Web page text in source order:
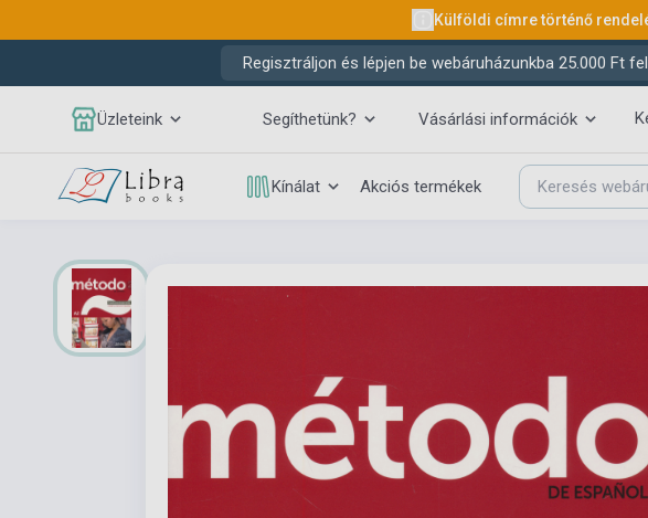
Külföldi címre történő
Regisztráljon és lépjen be webáruházunkba 25.000 Ft
Üzleteink Segíthetünk? Vásárlási információk
Kínálat Akciós termékek